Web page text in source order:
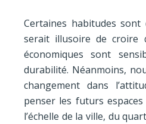
Certaines habitudes
serait illusoire de croire
économiques sont
durabilité. Néanmoins,
changement dans
penser les futurs espaces
l’échelle de la ville, du